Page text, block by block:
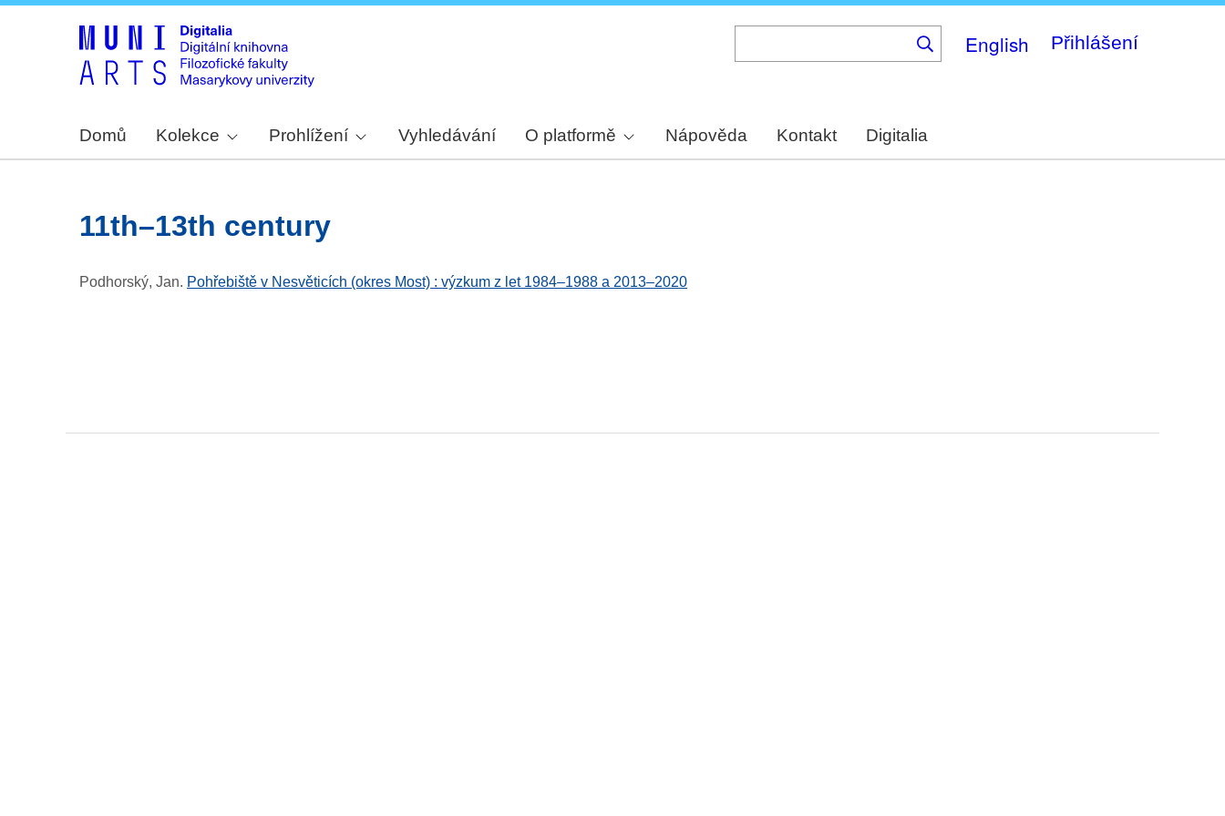
English Přihlášení
Domů Kolekce Prohlížení Vyhledávání O platformě Nápověda Kontakt Digitalia
11th–13th century
Podhorský, Jan. Pohřebiště v Nesvěticích (okres Most) : výzkum z let 1984–1988 a 2013–2020